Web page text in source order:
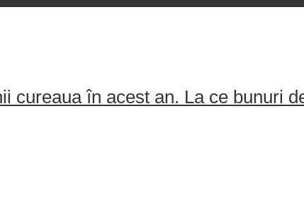
cureaua în acest an. La ce bunuri